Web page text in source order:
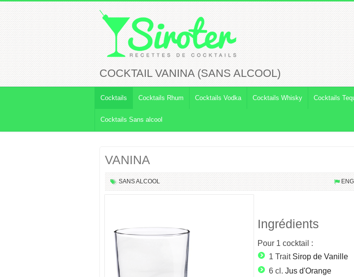
COCKTAIL VANINA (SANS ALCOOL)
Cocktails Cocktails Rhum Cocktails Vodka Cocktails Whisky Cocktails
Cocktails Sans alcool
VANINA
SANS ALCOOL
Ingrédients
Pour 1 cocktail :
1 Trait Sirop de Vanille
6 cl. Jus d'Orange